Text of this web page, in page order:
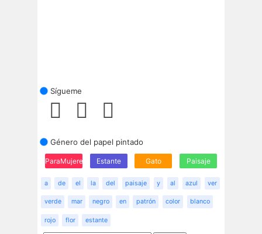
Sígueme
Género del papel pintado
ParaMujeres Estante Gato Paisaje
a de el la del paisaje y al azul ver
verde mar negro en patrón color blanco
rojo flor estante